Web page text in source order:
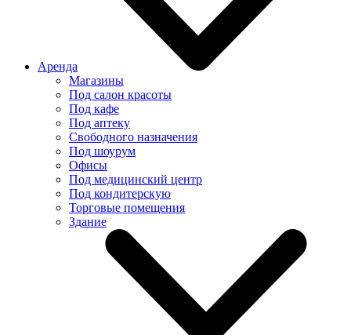
Аренда
Магазины
Под салон красоты
Под кафе
Под аптеку
Свободного назначения
Под шоурум
Офисы
Под медицинский центр
Под кондитерскую
Торговые помещения
Здание